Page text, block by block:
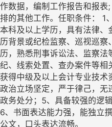
作数据，编制工作报告和报
排的其他工作。任职条件： 1
本科及以上学历，具有法律
历背景或纪检监察、巡视巡
历，熟悉刑事诉讼法、监察
纪、线索处置、查办案件等
获得中级及以上会计专业技术
政治立场坚定，严于律己，无
政务处分；5、具备较强的逻
6、书面表达能力强，能独立
公文，口头表达流畅。